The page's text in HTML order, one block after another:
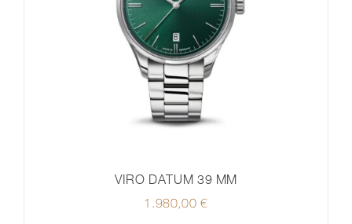
VIRO DATUM 39 MM
1.980,00€